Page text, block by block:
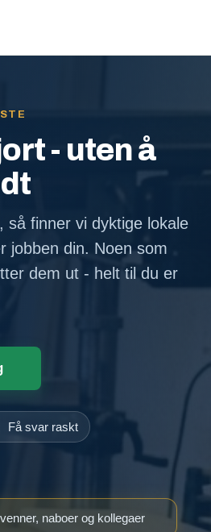
- uten å
så finner vi dyktige lokale
jobben din. Noen som
dem ut - helt til du er
Få svar raskt
naboer og kollegaer